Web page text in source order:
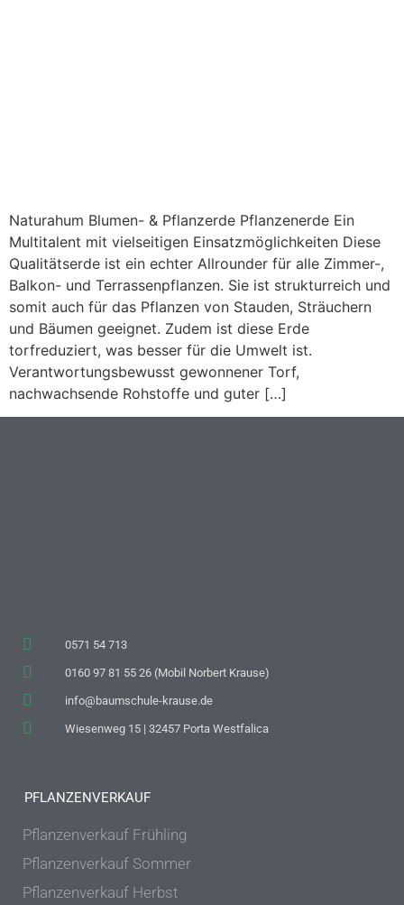
Naturahum Blumen- & Pflanzerde Pflanzenerde Ein
Multitalent mit vielseitigen Einsatzmöglichkeiten Diese
Qualitätserde ist ein echter Allrounder für alle Zimmer-,
Balkon- und Terrassenpflanzen. Sie ist strukturreich und
somit auch für das Pflanzen von Stauden, Sträuchern
und Bäumen geeignet. Zudem ist diese Erde
torfreduziert, was besser für die Umwelt ist.
Verantwortungsbewusst gewonnener Torf,
nachwachsende Rohstoffe und guter […]
0571 54 713
0160 97 81 55 26 (Mobil Norbert Krause)
info@baumschule-krause.de
Wiesenweg 15 | 32457 Porta Westfalica
PFLANZENVERKAUF
Pflanzenverkauf Frühling
Pflanzenverkauf Sommer
Pflanzenverkauf Herbst